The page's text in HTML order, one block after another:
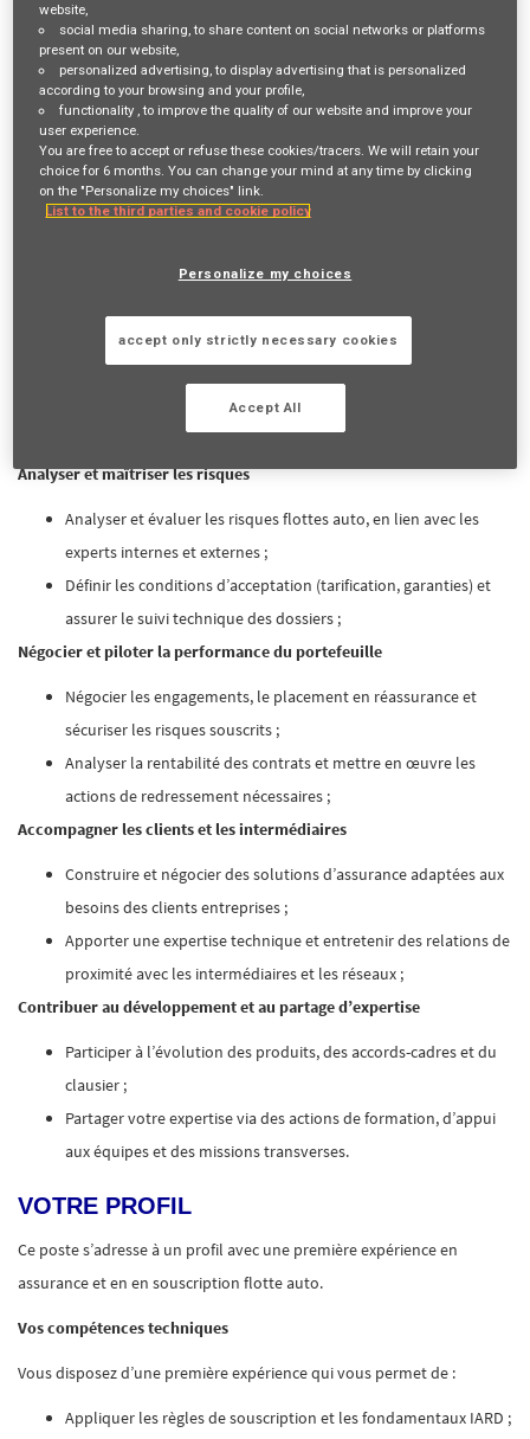
Vous souhaitez évoluer au cœur des enjeux IARD des entreprises?
Basé à Strasbourg, ce poste s’inscrit au sein des équipes de
souscription IARD pro entreprise de la région Nord Est chez AXA.
Vous rejoignez une équipe de 18 collaborateurs, engagée au quotidien
auprès des réseaux et des partenaires pour accompagner les clients
entreprises.
risques IARD entreprises, de développer un portefeuille rentable et
maîtrisé, et d’apporter une expertise technique reconnue en
souscription flottes auto.
En tant que Souscripteur flottes auto, vos principales missions sont :
Analyser et maîtriser les risques
Analyser et évaluer les risques flottes auto, en lien avec les
experts internes et externes ;
Définir les conditions d’acceptation (tarification, garanties) et
assurer le suivi technique des dossiers ;
Négocier et piloter la performance du portefeuille
Négocier les engagements, le placement en réassurance et
sécuriser les risques souscrits ;
Analyser la rentabilité des contrats et mettre en œuvre les
actions de redressement nécessaires ;
Accompagner les clients et les intermédiaires
Construire et négocier des solutions d’assurance adaptées aux
besoins des clients entreprises ;
Apporter une expertise technique et entretenir des relations de
proximité avec les intermédiaires et les réseaux ;
Contribuer au développement et au partage d’expertise
Participer à l’évolution des produits, des accords-cadres et du
clausier ;
Partager votre expertise via des actions de formation, d’appui
aux équipes et des missions transverses.
VOTRE PROFIL
Ce poste s’adresse à un profil avec une première expérience en
assurance et en en souscription flotte auto.
Vos compétences techniques
Vous disposez d’une première expérience qui vous permet de :
Appliquer les règles de souscription et les fondamentaux IARD ;
website,
social media sharing, to share content on social networks or platforms
present on our website,
personalized advertising, to display advertising that is personalized
according to your browsing and your profile,
functionality , to improve the quality of our website and improve your
user experience.
You are free to accept or refuse these cookies/tracers. We will retain your
choice for 6 months. You can change your mind at any time by clicking
on the "Personalize my choices" link.
List to the third parties and cookie policy
Personalize my choices
accept only strictly necessary cookies
Accept All